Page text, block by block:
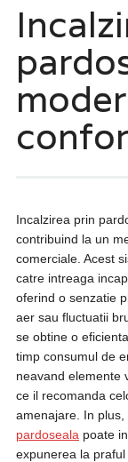
Incalzirea prin
contribuind la un
comerciale. Acest
catre intreaga
oferind o senzatie
aer sau fluctuatii
se obtine o
timp consumul de
neavand elemente
ce il recomanda
amenajare. In
pardoseala poate
expunerea la